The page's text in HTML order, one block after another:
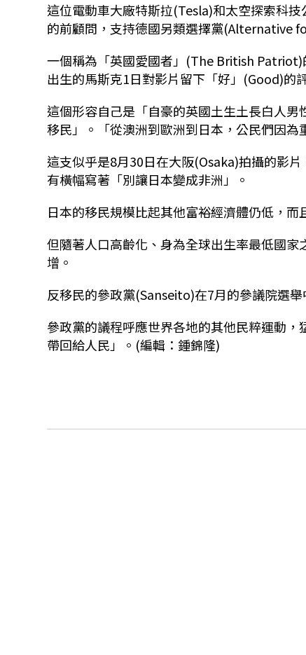
這位電動車大廠特斯拉(Tesla)和太空探索科技
的前顧問，支持德國另類選擇黨(Alternative
一個稱為「英國愛國者」 (The British Patriot)
出生的馬斯克1日對影片留下「好」 (Good)的
這個形容自己是「自豪的英國土生土長白人
移民」。「從澳洲到歐洲到日本，公民們因為
這支似乎是8月30日在大阪(Osaka)拍攝的影
有橫幅寫著「別讓日本變成非洲」。
日本的移民規模比起其他富裕經濟體仍低，
但隨著人口高齡化、身為全球出生率最低國
增。
反移民的參政黨(Sanseito)在7月的參議院選
參政黨的議程呼應世界各地的其他民粹運動
帶回給人民」。(編輯：鍾錦隆)